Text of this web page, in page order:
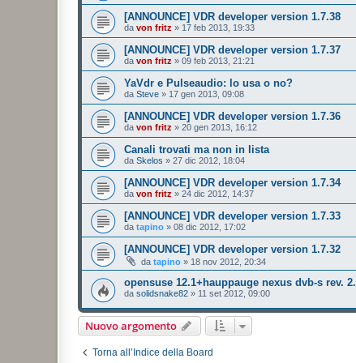
[ANNOUNCE] VDR developer version 1.7.38
da von fritz » 17 feb 2013, 19:33
[ANNOUNCE] VDR developer version 1.7.37
da von fritz » 09 feb 2013, 21:21
YaVdr e Pulseaudio: lo usa o no?
da Steve » 17 gen 2013, 09:08
[ANNOUNCE] VDR developer version 1.7.36
da von fritz » 20 gen 2013, 16:12
Canali trovati ma non in lista
da Skelos » 27 dic 2012, 18:04
[ANNOUNCE] VDR developer version 1.7.34
da von fritz » 24 dic 2012, 14:37
[ANNOUNCE] VDR developer version 1.7.33
da tapino » 08 dic 2012, 17:02
[ANNOUNCE] VDR developer version 1.7.32
da tapino » 18 nov 2012, 20:34
opensuse 12.1+hauppauge nexus dvb-s rev. 2.
da solidsnake82 » 11 set 2012, 09:00
Nuovo argomento
Torna all’Indice della Board